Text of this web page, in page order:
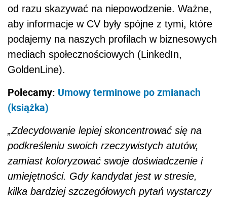
od razu skazywać na niepowodzenie. Ważne,
aby informacje w CV były spójne z tymi, które
podajemy na naszych profilach w biznesowych
mediach społecznościowych (LinkedIn,
GoldenLine).
Polecamy: Umowy terminowe po zmianach
(książka)
„Zdecydowanie lepiej skoncentrować się na
podkreśleniu swoich rzeczywistych atutów,
zamiast koloryzować swoje doświadczenie i
umiejętności. Gdy kandydat jest w stresie,
kilka bardziej szczegółowych pytań wystarczy